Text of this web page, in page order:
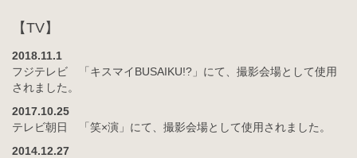
【TV】
2018.11.1
フジテレビ 「キスマイBUSAIKU!?」にて、撮影会場として使用
されました。
2017.10.25
テレビ朝日 「笑×演」にて、撮影会場として使用されました。
2014.12.27